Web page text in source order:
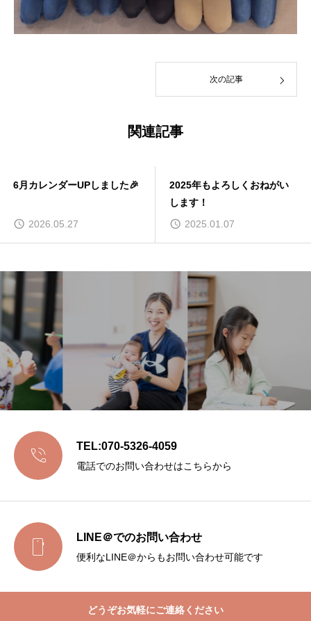
次の記事
関連記事
2025年もよろしくおねがい
2025.01.07
3月カレンダー更新しまし
た！
2025.02.27
 TEL:070-5326-4059
電話でのお問い合わせはこちらから
 LINE＠でのお問い合わせ
便利なLINE＠からもお問い合わせ可能です
どうぞお気軽にご連絡ください